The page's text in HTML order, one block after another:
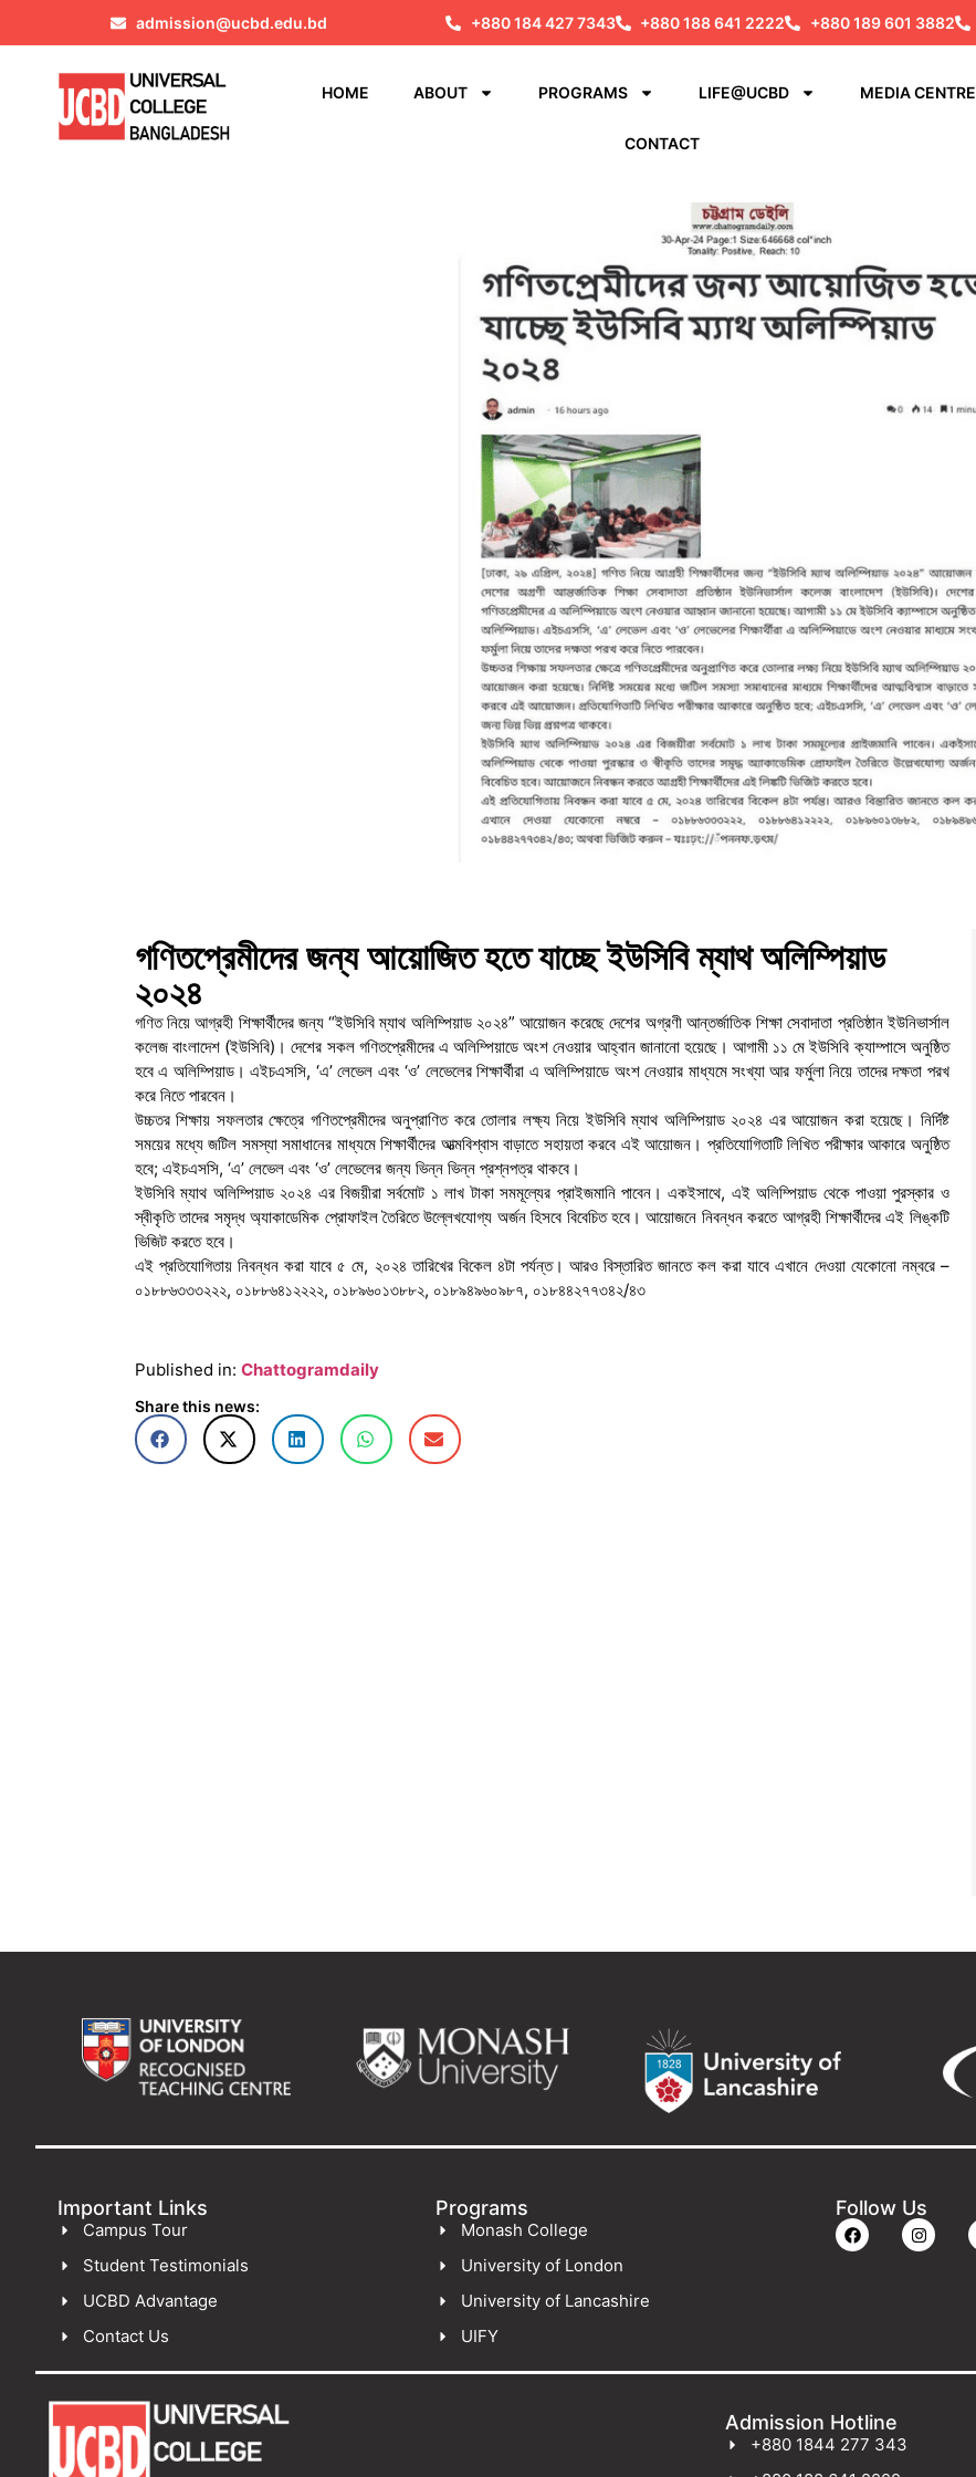
admission@ucbd.edu.bd +880 184 427 7343 +880 188 641 2222 +880 189 601 3882
HOME ABOUT PROGRAMS LIFE@UCBD MEDIA CENTRE
CONTACT
গণিতপ্রেমীদের জন্য আয়োজিত হতে যাচ্ছে ইউসিবি ম্যাথ অলিম্পিয়াড
২০২৪
গণিত নিয়ে আগ্রহী শিক্ষার্থীদের জন্য “ইউসিবি ম্যাথ অলিম্পিয়াড ২০২৪” আয়োজন করেছে দেশের অগ্রণী আন্তর্জাতিক শিক্ষা সেবাদাতা প্রতিষ্ঠান ইউনিভার্সাল
কলেজ বাংলাদেশ (ইউসিবি)। দেশের সকল গণিতপ্রেমীদের এ অলিম্পিয়াডে অংশ নেওয়ার আহ্বান জানানো হয়েছে। আগামী ১১ মে ইউসিবি ক্যাম্পাসে অনুষ্ঠিত
হবে এ অলিম্পিয়াড। এইচএসসি, ‘এ’ লেভেল এবং ‘ও’ লেভেলের শিক্ষার্থীরা এ অলিম্পিয়াডে অংশ নেওয়ার মাধ্যমে সংখ্যা আর ফর্মুলা নিয়ে তাদের দক্ষতা পরখ
করে নিতে পারবেন।
উচ্চতর শিক্ষায় সফলতার ক্ষেত্রে গণিতপ্রেমীদের অনুপ্রাণিত করে তোলার লক্ষ্য নিয়ে ইউসিবি ম্যাথ অলিম্পিয়াড ২০২৪ এর আয়োজন করা হয়েছে। নির্দিষ্ট
সময়ের মধ্যে জটিল সমস্যা সমাধানের মাধ্যমে শিক্ষার্থীদের আত্মবিশ্বাস বাড়াতে সহায়তা করবে এই আয়োজন। প্রতিযোগিতাটি লিখিত পরীক্ষার আকারে অনুষ্ঠিত
হবে; এইচএসসি, ‘এ’ লেভেল এবং ‘ও’ লেভেলের জন্য ভিন্ন ভিন্ন প্রশ্নপত্র থাকবে।
ইউসিবি ম্যাথ অলিম্পিয়াড ২০২৪ এর বিজয়ীরা সর্বমোট ১ লাখ টাকা সমমূল্যের প্রাইজমানি পাবেন। একইসাথে, এই অলিম্পিয়াড থেকে পাওয়া পুরস্কার ও
স্বীকৃতি তাদের সমৃদ্ধ অ্যাকাডেমিক প্রোফাইল তৈরিতে উল্লেখযোগ্য অর্জন হিসবে বিবেচিত হবে। আয়োজনে নিবন্ধন করতে আগ্রহী শিক্ষার্থীদের এই লিঙ্কটি
ভিজিট করতে হবে।
এই প্রতিযোগিতায় নিবন্ধন করা যাবে ৫ মে, ২০২৪ তারিখের বিকেল ৪টা পর্যন্ত। আরও বিস্তারিত জানতে কল করা যাবে এখানে দেওয়া যেকোনো নম্বরে –
০১৮৮৬৩৩৩২২২, ০১৮৮৬৪১২২২২, ০১৮৯৬০১৩৮৮২, ০১৮৯৪৯৬০৯৮৭, ০১৮৪৪২৭৭৩৪২/৪৩
Published in: Chattogramdaily
Share this news:
Important Links
Campus Tour
Student Testimonials
UCBD Advantage
Contact Us
Programs
Monash College
University of London
University of Lancashire
UIFY
Follow Us
Admission Hotline
+880 1844 277 343